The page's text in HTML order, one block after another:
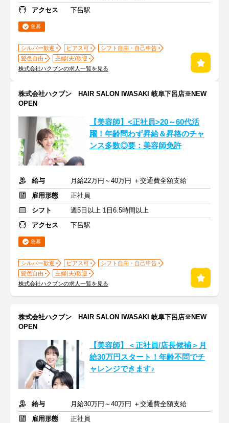
アクセス
下呂駅
急募
シルバー歓迎 ピアス可
シフト自由・自己申告
髪色自由
主婦(夫)歓迎
株式会社ハクブンの求人一覧を見る
株式会社ハクブン HAIR SALON IWASAKI 岐阜下呂店※NEW
OPEN
【美容師】<正社員>20～60代活
躍！年齢問わず昇給＆昇格のチャ
ンス多数◎要：美容師免許
給与
月給22万円～40万円 ＋交通費全額支給
雇用形態
正社員
シフト
週5日以上 1日6.5時間以上
アクセス
下呂駅
急募
シルバー歓迎 ピアス可
シフト自由・自己申告
髪色自由
主婦(夫)歓迎
株式会社ハクブンの求人一覧を見る
株式会社ハクブン HAIR SALON IWASAKI 岐阜下呂店※NEW
OPEN
【美容師】＜正社員/店長候補＞月
給30万円スタート！年齢不問でチ
ャレンジできます♪
給与
月給30万円～40万円 ＋交通費全額支給
雇用形態
正社員